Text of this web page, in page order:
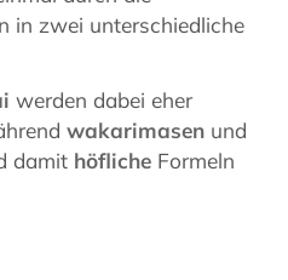
in zwei unterschiedliche
werden dabei eher
wakarimasen und
damit höfliche Formeln